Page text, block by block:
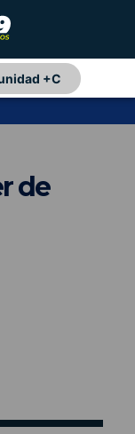
+C
de